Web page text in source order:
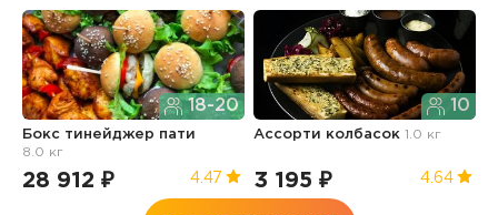
18-20
Бокс тинейджер пати
8.0 кг
28 912 ₽ 4.47
10
Ассорти колбасок1.0 кг
3 195 ₽ 4.64